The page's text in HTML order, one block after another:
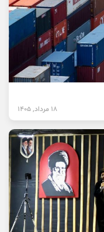
18 مرداد, 1405